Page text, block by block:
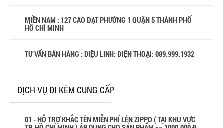
MIỀN NAM : 127 CAO ĐẠT PHƯỜNG 1 QUẬN 5 THÀNH PHỐ
HỒ CHÍ MINH
TƯ VẤN BÁN HÀNG : DIỆU LINH: ĐIỆN THOẠI: 089.999.1932
DỊCH VỤ ĐI KÈM CUNG CẤP
01 - HỖ TRỢ KHẮC TÊN MIỄN PHÍ LÊN ZIPPO ( TẠI KHU VỰC